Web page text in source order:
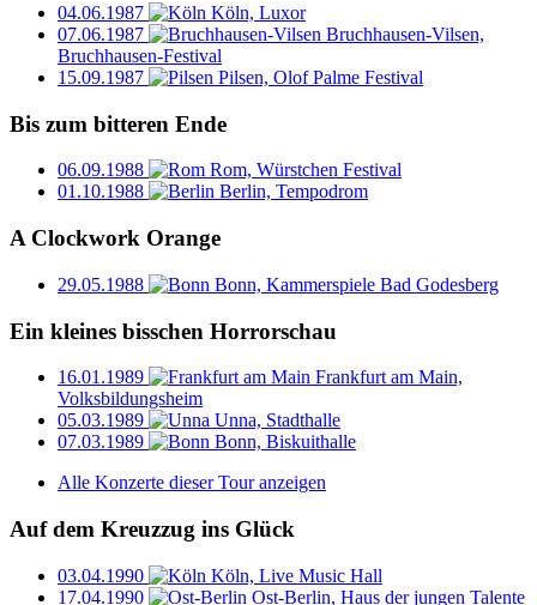
04.06.1987
Köln, Luxor
07.06.1987
Bruchhausen-Vilsen,
Bruchhausen-Festival
15.09.1987
Pilsen, Olof Palme Festival
Bis zum bitteren Ende
06.09.1988
Rom, Würstchen Festival
01.10.1988
Berlin, Tempodrom
A Clockwork Orange
29.05.1988 Bonn, Kammerspiele Bad Godesberg
Ein kleines bisschen Horrorschau
16.01.1989
Frankfurt am Main,
Volksbildungsheim
05.03.1989
Unna, Stadthalle
07.03.1989
Bonn, Biskuithalle
Alle Konzerte dieser Tour anzeigen
Auf dem Kreuzzug ins Glück
03.04.1990
Köln, Live Music Hall
17.04.1990
Ost-Berlin, Haus der jungen Talente